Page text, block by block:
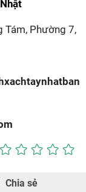
Tám, Phường 7,
Chia sẻ